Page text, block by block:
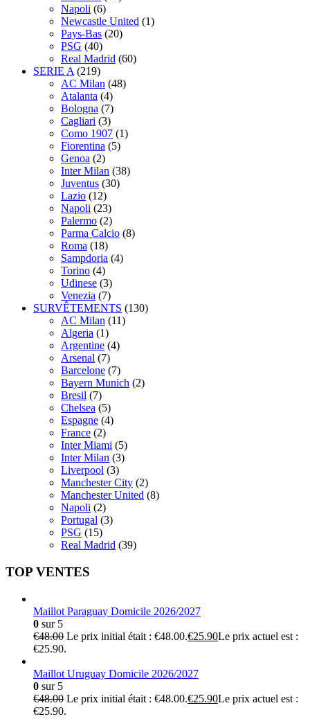
Napoli (6)
Newcastle United (1)
Pays-Bas (20)
PSG (40)
Real Madrid (60)
SERIE A (219)
AC Milan (48)
Atalanta (4)
Bologna (7)
Cagliari (3)
Como 1907 (1)
Fiorentina (5)
Genoa (2)
Inter Milan (38)
Juventus (30)
Lazio (12)
Napoli (23)
Palermo (2)
Parma Calcio (8)
Roma (18)
Sampdoria (4)
Torino (4)
Udinese (3)
Venezia (7)
SURVÊTEMENTS (130)
AC Milan (11)
Algeria (1)
Argentine (4)
Arsenal (7)
Barcelone (7)
Bayern Munich (2)
Bresil (7)
Chelsea (5)
Espagne (4)
France (2)
Inter Miami (5)
Inter Milan (3)
Liverpool (3)
Manchester City (2)
Manchester United (8)
Napoli (2)
Portugal (3)
PSG (15)
Real Madrid (39)
TOP VENTES
Maillot Paraguay Domicile 2026/2027
0 sur 5
€48.00 Le prix initial était : €48.00.€25.90Le prix actuel est :
€25.90.
Maillot Uruguay Domicile 2026/2027
0 sur 5
€48.00 Le prix initial était : €48.00.€25.90Le prix actuel est :
€25.90.